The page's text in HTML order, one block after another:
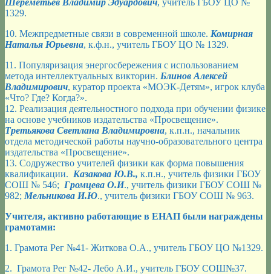
1329.
10. Межпредметные связи в современной школе. Комирная
Наталья Юрьевна, к.ф.н., учитель ГБОУ ЦО № 1329.
11. Популяризация энергосбережения с использованием
метода интеллектуальных викторин. Блинов Алексей
Владимирович, куратор проекта «МОЭК-Детям», игрок клуба
«Что? Где? Когда?».
12. Реализация деятельностного подхода при обучении физике
на основе учебников издательства «Просвещение».
Третьякова Светлана Владимировна, к.п.н., начальник
отдела методической работы научно-образовательного центра
издательства «Просвещение».
13. Содружество учителей физики как форма повышения
квалификации. Казакова Ю.В., к.п.н., учитель физики ГБОУ
СОШ № 546; Громцева О.И., учитель физики ГБОУ СОШ №
982; Мельникова И.Ю., учитель физики ГБОУ СОШ № 963.
Учителя, активно работающие в ЕНАП были награждены
грамотами:
1. Грамота Рег №41- Житкова О.А., учитель ГБОУ ЦО №1329.
2. Грамота Рег №42- Лебо А.И., учитель ГБОУ СОШ№37.